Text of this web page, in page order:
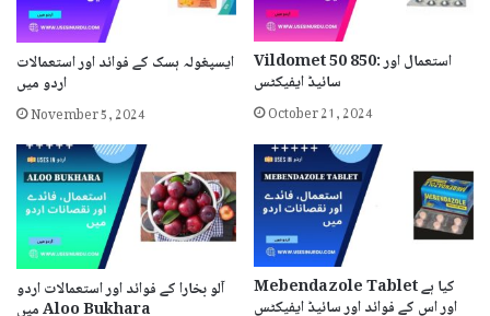
ایسپغولہ ہسک کے فوائد اور استعمالات
اردو میں
November 5, 2024
Vildomet 50 850: استعمال اور
سائیڈ ایفیکٹس
October 21, 2024
آلو بخارا کے فوائد اور استعمالات اردو
میں Aloo Bukhara
Mebendazole Tablet کیا ہے
اور اس کے فوائد اور سائیڈ ایفیکٹس